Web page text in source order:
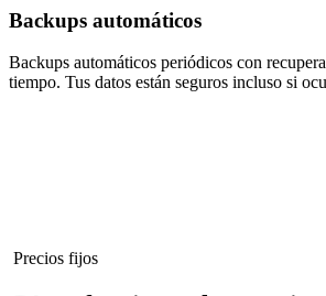
Backups automáticos
Backups automáticos periódicos con
tiempo. Tus datos están seguros incluso si
Precios fijos